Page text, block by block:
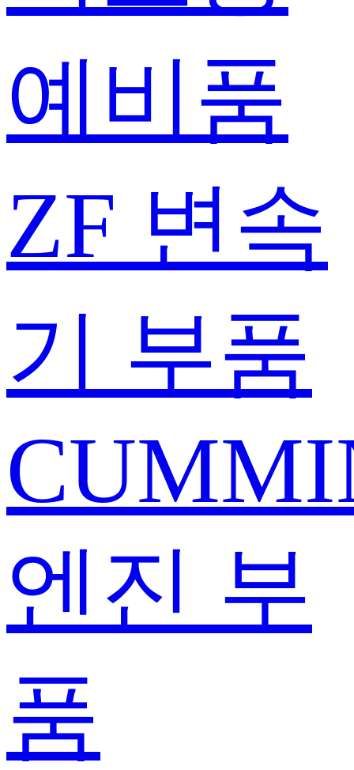
예비품
ZF 변속
기 부품
엔진 부
품